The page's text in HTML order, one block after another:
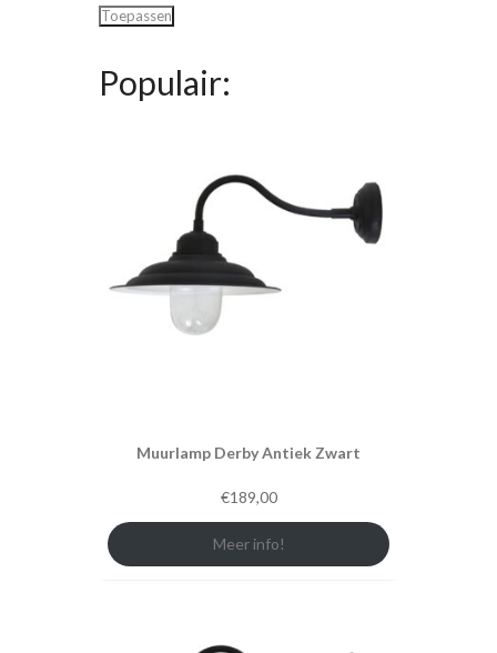
Toepassen
Populair:
Muurlamp Derby Antiek Zwart
€189,00
Meer info!